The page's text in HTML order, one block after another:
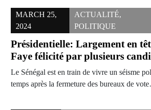
MARCH 25,
2024
ACTUALITÉ,
POLITIQUE
Présidentielle: Largement en
Faye félicité par plusieurs
Le Sénégal est en train de vivre un séisme
temps après la fermeture des bureaux de